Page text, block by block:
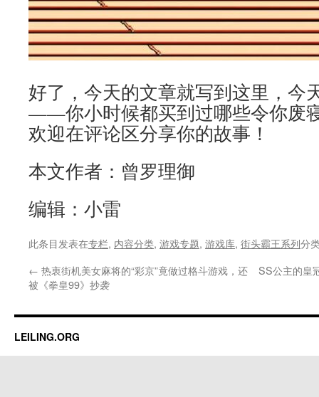
好了，今天的文章就写到这里，今
——你小时候都买到过哪些令你废
欢迎在评论区分享你的故事！
本文作者：曾罗理御
编辑：小雷
此条目发表在专栏, 内容分类, 游戏专题, 游戏库, 街头霸王系列分
← 热衷街机美女麻将的“彩京”竟做过格斗游戏，还
被《拳皇99》抄袭
SS公主的皇
LEILING.ORG